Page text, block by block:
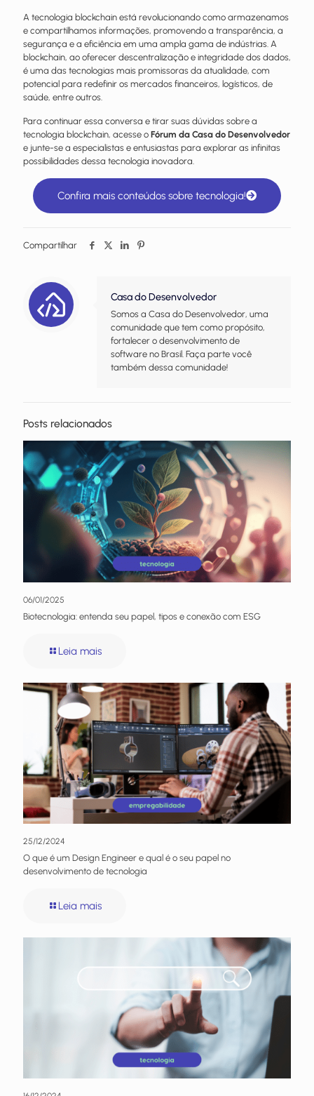
A tecnologia blockchain está revolucionando como armazenamos
e compartilhamos informações, promovendo a transparência, a
segurança e a eficiência em uma ampla gama de indústrias. A
blockchain, ao oferecer descentralização e integridade dos dados,
é uma das tecnologias mais promissoras da atualidade, com
potencial para redefinir os mercados financeiros, logísticos, de
saúde, entre outros.
Para continuar essa conversa e tirar suas dúvidas sobre a
tecnologia blockchain, acesse o Fórum da Casa do Desenvolvedor
e junte-se a especialistas e entusiastas para explorar as infinitas
possibilidades dessa tecnologia inovadora.
Confira mais conteúdos sobre tecnologia!
Compartilhar
Casa do Desenvolvedor
Somos a Casa do Desenvolvedor, uma
comunidade que tem como propósito,
fortalecer o desenvolvimento de
software no Brasil. Faça parte você
também dessa comunidade!
Posts relacionados
06/01/2025
Biotecnologia: entenda seu papel, tipos e conexão com ESG
Leia mais
25/12/2024
O que é um Design Engineer e qual é o seu papel no
desenvolvimento de tecnologia
Leia mais